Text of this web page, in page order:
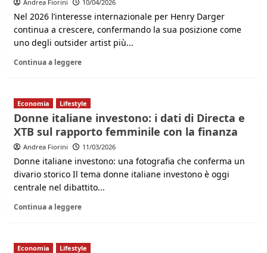
Andrea Fiorini 10/04/2026
Nel 2026 l’interesse internazionale per Henry Darger
continua a crescere, confermando la sua posizione come
uno degli outsider artist più...
Continua a leggere
Economia Lifestyle
Donne italiane investono: i dati di Directa e
XTB sul rapporto femminile con la finanza
Andrea Fiorini 11/03/2026
Donne italiane investono: una fotografia che conferma un
divario storico Il tema donne italiane investono è oggi
centrale nel dibattito...
Continua a leggere
Economia Lifestyle